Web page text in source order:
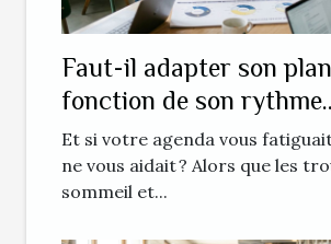
Faut-il adapter son
fonction de son rythme
biologique ?
Et si votre agenda vous fatiguait
ne vous aidait ? Alors que les
sommeil et...